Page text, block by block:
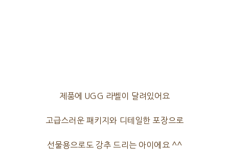
제품에 UGG 라벨이 달려있어요
고급스러운 패키지와 디테일한 포장으로
선물용으로도 강추 드리는 아이에요 ^^